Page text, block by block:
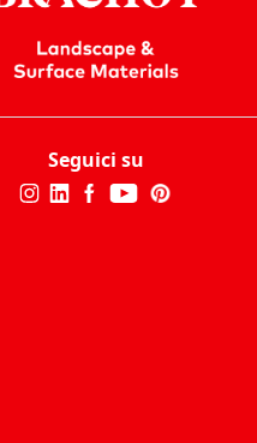
Seguici su